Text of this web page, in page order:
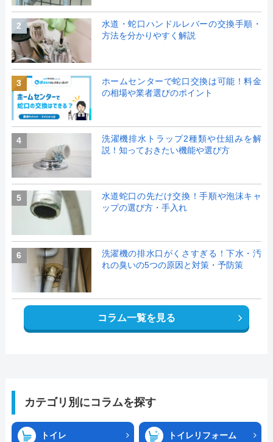
2
水道・蛇口ハンドルレバーの交換手順・
方法を分かりやすく解説
3
ホームセンターで蛇口交換は可能！料金
の相場や業者選びのポイント
4
洗濯機排水トラップ2種類や仕組みを解
説！知っておきたい機能や選び方
5
水道蛇口の先だけ交換！手順や泡沫キャ
ップの選び方・手入れ
6
洗濯機の排水口がくさすぎる！下水・汚
れの臭いの5つの原因と対策・予防策
コラム一覧を見る
カテゴリ別にコラムを探す
トイレ トイレリフォーム